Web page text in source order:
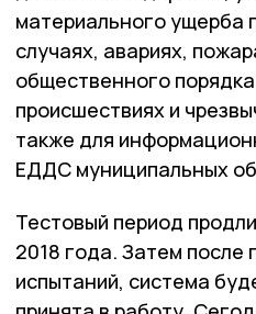
материального ущерба
случаях, авариях,
общественного
происшествиях и
также для
ЕДДС муниципальных
Тестовый период
2018 года. Затем после
испытаний, система